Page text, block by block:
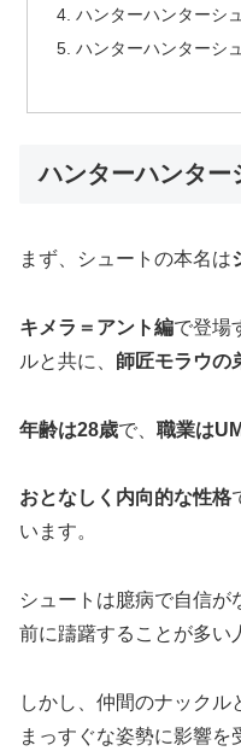
ハンターハンターシ
ハンターハンターシ
ハンターハンター
まず、シュートの本名は
キメラ＝アント編で登場
ルと共に、 師匠モラウの
年齢は28歳で、 職業は
おとなしく内向的な性格
います。
シュートは臆病で自信が
前に躊躇することが多い
しかし、仲間のナック
まっすぐな姿勢に影響